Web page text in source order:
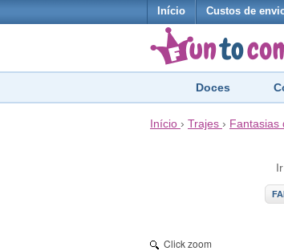
Início Custos de
Doces
Início › Trajes › Fantasias
Click zoom